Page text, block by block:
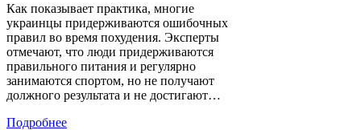
Как показывает практика, многие
украинцы придерживаются ошибочных
правил во время похудения. Эксперты
отмечают, что люди придерживаются
правильного питания и регулярно
занимаются спортом, но не получают
должного результата и не достигают…
Подробнее